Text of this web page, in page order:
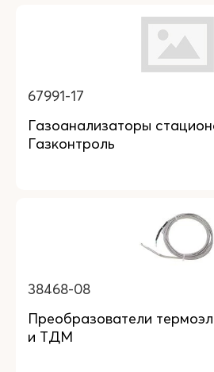
67991-17
Газоанализаторы
Газконтроль
38468-08
Преобразователи
и ТДМ